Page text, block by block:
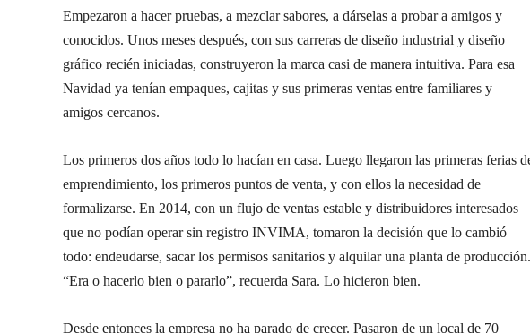
Empezaron a hacer pruebas, a mezclar sabores, a dárselas a probar a amigos y
conocidos. Unos meses después, con sus carreras de diseño industrial y diseño
gráfico recién iniciadas, construyeron la marca casi de manera intuitiva. Para esa
Navidad ya tenían empaques, cajitas y sus primeras ventas entre familiares y
amigos cercanos.
Los primeros dos años todo lo hacían en casa. Luego llegaron las primeras ferias
emprendimiento, los primeros puntos de venta, y con ellos la necesidad de
formalizarse. En 2014, con un flujo de ventas estable y distribuidores interesados
que no podían operar sin registro INVIMA, tomaron la decisión que lo cambió
todo: endeudarse, sacar los permisos sanitarios y alquilar una planta de producción.
“Era o hacerlo bien o pararlo”, recuerda Sara. Lo hicieron bien.
Desde entonces la empresa no ha parado de crecer. Pasaron de un local de 70